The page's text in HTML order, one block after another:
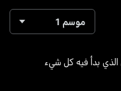
موسم 1